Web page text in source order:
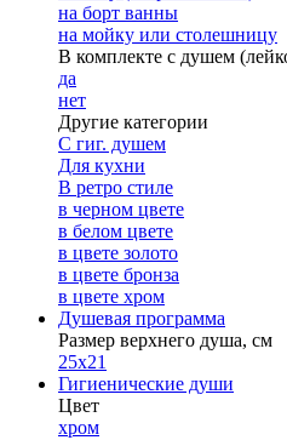
на борт ванны
на мойку или столешницу
В комплекте с душем
да
нет
Другие категории
С гиг. душем
Для кухни
В ретро стиле
в черном цвете
в белом цвете
в цвете золото
в цвете бронза
в цвете хром
Душевая программа
Размер верхнего душа, см
25х21
Гигиенические души
Цвет
хром